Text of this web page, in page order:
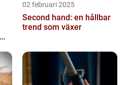
02 februari 2025
Second hand: en hållbar
trend som växer